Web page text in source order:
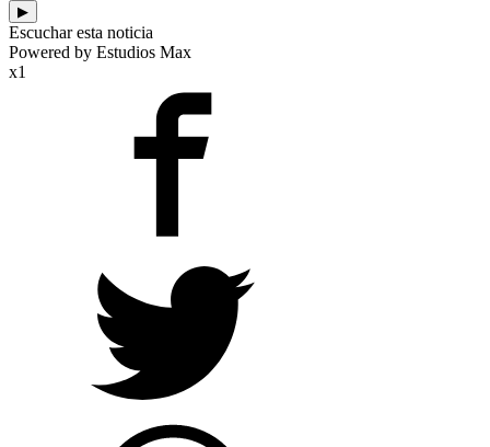
▶
Escuchar esta noticia
Powered by Estudios Max
x1